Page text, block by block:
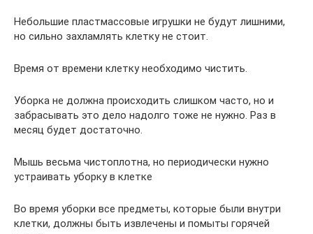
Небольшие пластмассовые игрушки не будут лишними,
но сильно захламлять клетку не стоит.
Время от времени клетку необходимо чистить.
Уборка не должна происходить слишком часто, но и
забрасывать это дело надолго тоже не нужно. Раз в
месяц будет достаточно.
Мышь весьма чистоплотна, но периодически нужно
устраивать уборку в клетке
Во время уборки все предметы, которые были внутри
клетки, должны быть извлечены и помыты горячей